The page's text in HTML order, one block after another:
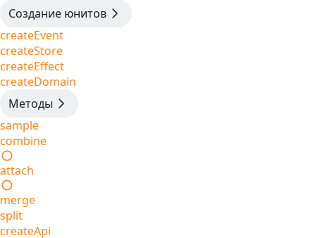
Создание юнитов
createEvent
createStore
createEffect
createDomain
Методы
sample
combine
attach
merge
split
createApi